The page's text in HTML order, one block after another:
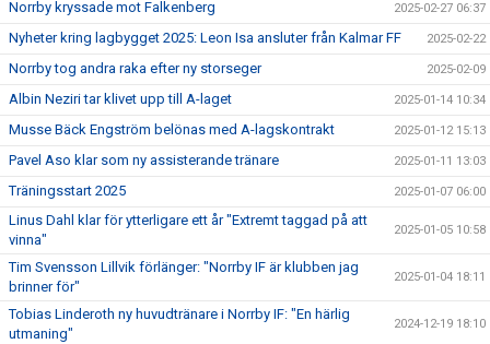
Norrby kryssade mot Falkenberg 2025-02-27 06:37
Nyheter kring lagbygget 2025: Leon Isa ansluter från Kalmar FF 2025-02-22
Norrby tog andra raka efter ny storseger 2025-02-09
Albin Neziri tar klivet upp till A-laget 2025-01-14 10:34
Musse Bäck Engström belönas med A-lagskontrakt 2025-01-12 15:13
Pavel Aso klar som ny assisterande tränare 2025-01-11 13:03
Träningsstart 2025 2025-01-07 06:00
Linus Dahl klar för ytterligare ett år "Extremt taggad på att
vinna"
2025-01-05 10:58
Tim Svensson Lillvik förlänger: "Norrby IF är klubben jag
brinner för"
2025-01-04 18:11
Tobias Linderoth ny huvudtränare i Norrby IF: "En härlig
utmaning"
2024-12-19 18:10